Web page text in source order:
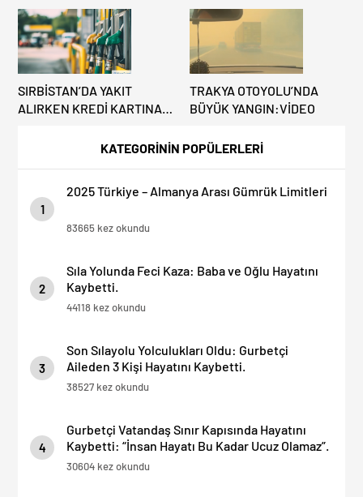
KATEGORİNİN POPÜLERLERİ
1
2025 Türkiye – Almanya Arası Gümrük Limitleri
83665 kez okundu
2
Sıla Yolunda Feci Kaza: Baba ve Oğlu Hayatını
Kaybetti.
44118 kez okundu
3
Son Sılayolu Yolculukları Oldu: Gurbetçi
Aileden 3 Kişi Hayatını Kaybetti.
38527 kez okundu
4
Gurbetçi Vatandaş Sınır Kapısında Hayatını
Kaybetti: “İnsan Hayatı Bu Kadar Ucuz Olamaz”.
30604 kez okundu
KAZANDIRIYOR!
SIRBİSTAN’DA YAKIT
ALIRKEN KREDİ KARTINA
TRAKYA OTOYOLU’NDA
BÜYÜK YANGIN:VİDEO